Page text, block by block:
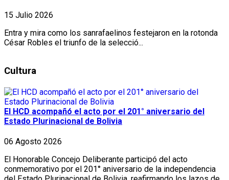
15 Julio 2026
Entra y mira como los sanrafaelinos festejaron en la rotonda
César Robles el triunfo de la selecció...
Cultura
El HCD acompañó el acto por el 201° aniversario del
Estado Plurinacional de Bolivia
06 Agosto 2026
El Honorable Concejo Deliberante participó del acto
conmemorativo por el 201° aniversario de la independencia